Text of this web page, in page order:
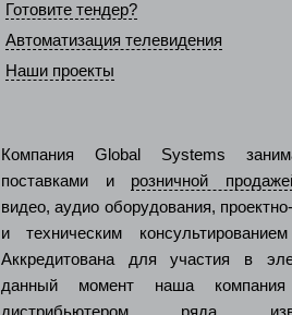
Готовите тендер?
Автоматизация телевидения
Наши проекты
Компания Global Systems
поставками и розничной
видео, аудио оборудования,
и техническим
Аккредитована для участия в
данный момент наша